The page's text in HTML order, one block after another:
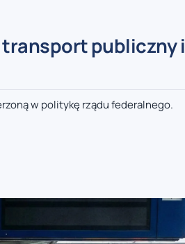
transport publiczny i
w politykę rządu federalnego.